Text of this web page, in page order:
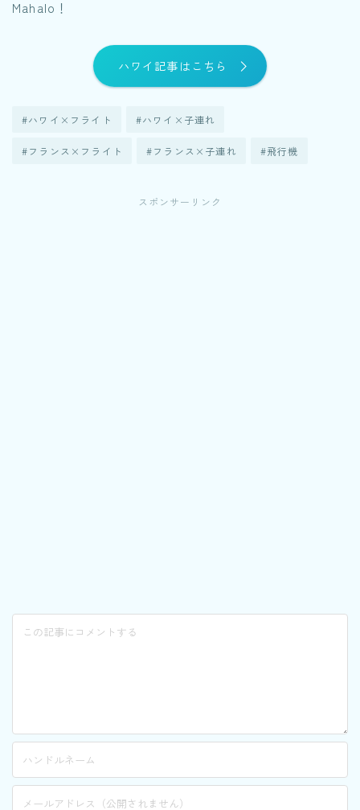
Mahalo！
ハワイ記事はこちら
#ハワイ×フライト #ハワイ×子連れ
#フランス×フライト #フランス×子連れ #飛行機
スポンサーリンク